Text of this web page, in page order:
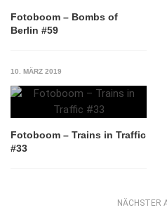
Fotoboom – Bombs of
Berlin #59
10. MÄRZ 2019
Fotoboom – Trains in Traffic
#33
NÄCHSTER